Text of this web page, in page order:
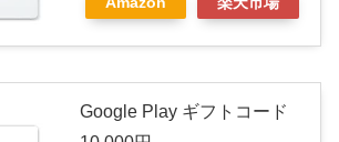
Google Play ギフトコード